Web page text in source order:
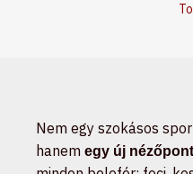
Nem egy szokásos
hanem egy új nézőpont